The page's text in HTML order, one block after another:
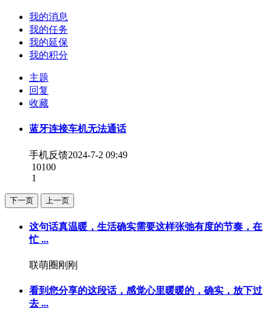
我的消息
我的任务
我的延保
我的积分
主题
回复
收藏
蓝牙连接车机无法通话
手机反馈2024-7-2 09:49
10100
1
下一页 上一页
这句话真温暖，生活确实需要这样张弛有度的节奏，在
忙 ...
联萌圈 刚刚
看到您分享的这段话，感觉心里暖暖的，确实，放下过
去 ...